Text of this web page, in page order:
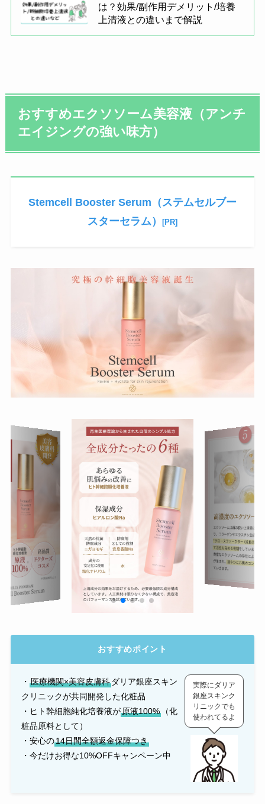
は？効果/副作用デメリット/培養
上清液との違いまで解説
おすすめエクソソーム美容液（アンチ
エイジングの強い味方）
Stemcell Booster Serum（ステムセルブー
スターセラム）
[PR]
おすすめポイント
・ 医療機関×美容皮膚科ダリア銀座スキン
クリニックが共同開発した化粧品
・ヒト幹細胞純化培養液が原液100%（化
粧品原料として）
・安心の14日間全額返金保障つき
・今だけお得な10%OFFキャンペーン中
実際にダリア
銀座スキンク
リニックでも
使われてるよ